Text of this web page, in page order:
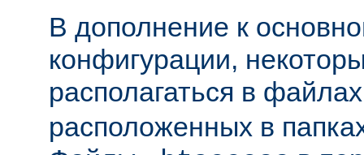
В дополнение к
конфигурации,
располагаться в
расположенных в